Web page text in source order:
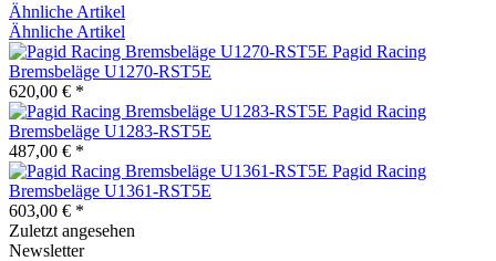
Ähnliche Artikel
Ähnliche Artikel
Pagid Racing
Bremsbeläge U1270-RST5E
620,00 € *
Pagid Racing
Bremsbeläge U1283-RST5E
487,00 € *
Pagid Racing
Bremsbeläge U1361-RST5E
603,00 € *
Zuletzt angesehen
Newsletter